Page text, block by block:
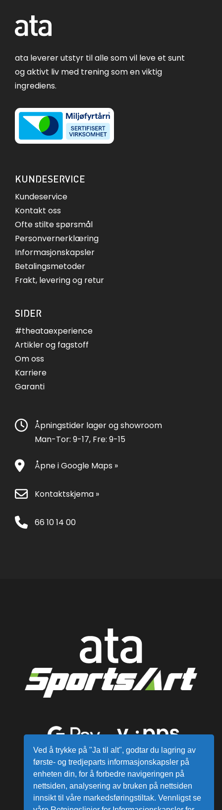
ata leverer utstyr til alle som vil leve et sunt
og aktivt liv med trening som en viktig
ingrediens.
KUNDESERVICE
Kundeservice
Kontakt oss
Ofte stilte spørsmål
Personvernerklæring
Informasjonskapsler
Betalingsmetoder
Frakt, levering og retur
SIDER
#theataexperience
Artikler og fagstoff
Om oss
Karriere
Garanti
Åpningstider lager og showroom
Man-Tor: 9-17, Fre: 9-15
Åpne i Google Maps »
Kontaktskjema »
66 10 14 00
Ved å trykke på "Ja til alt", godtar du lagring av
første- og tredjeparts informasjonskapsler på
enheten din, for å forbedre navigeringen på
nettsiden, analysering av bruken på nettsiden
innsikt til våre markedsføringstiltak. Vennligst se